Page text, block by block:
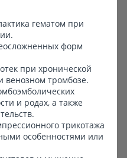
гематом при
форм
при хронической
венозном тромбозе.
и родах, а также
трикотажа
особенностями или